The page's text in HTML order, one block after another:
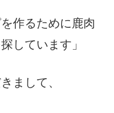
作るために鹿肉
しています」
まして、